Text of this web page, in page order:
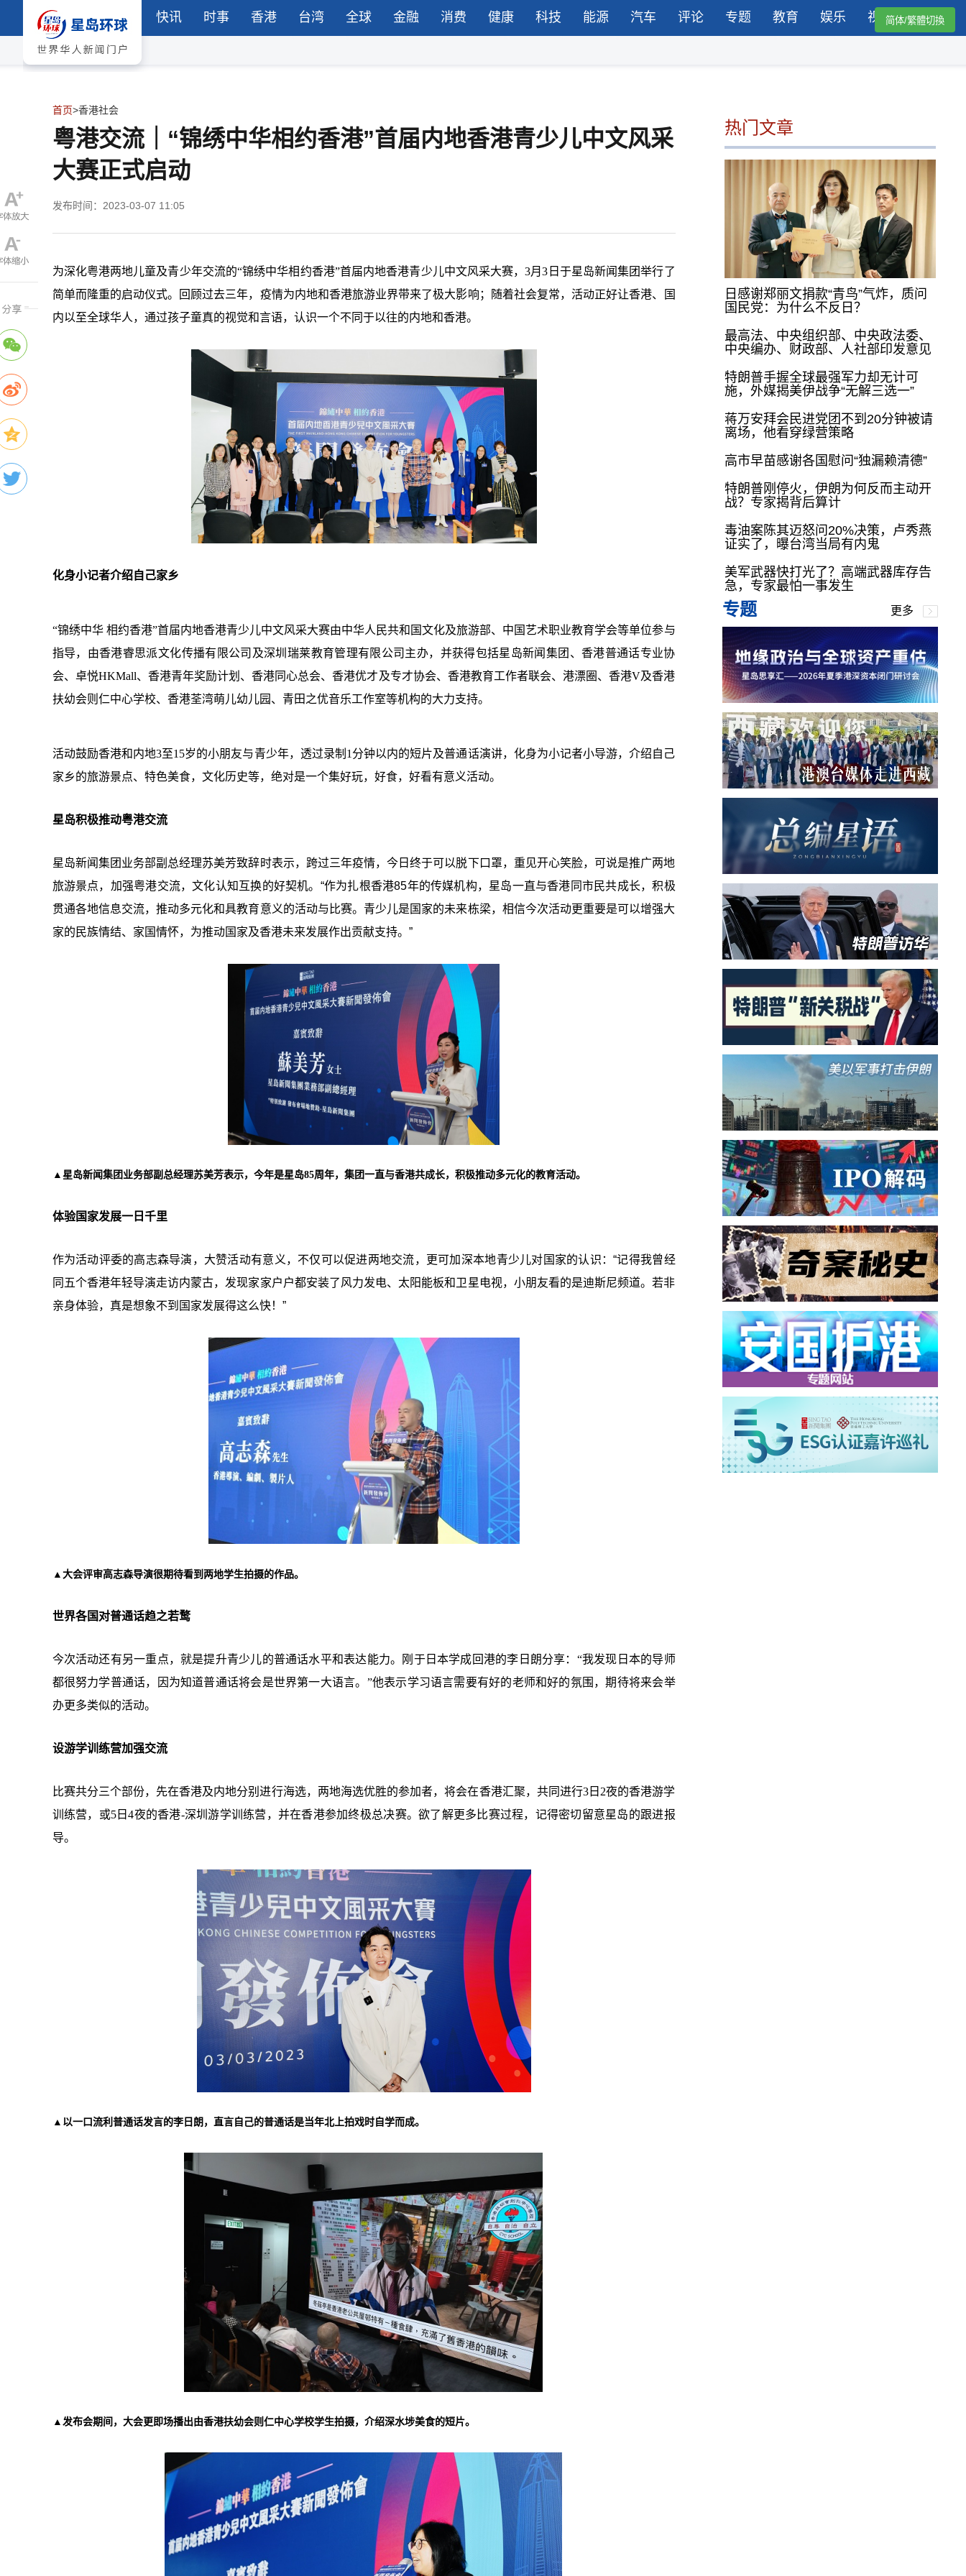
快讯 时事 香港 台湾 全球 金融 消费 健康 科技 能源 汽车 评论 专题 教育 娱乐 视频简体/繁體切換
首页>香港社会
粤港交流｜“锦绣中华相约香港”首届内地香港青少儿中文风采
大赛正式启动
发布时间：2023-03-07 11:05
为深化粤港两地儿童及青少年交流的“锦绣中华相约香港”首届内地香港青少儿中文风采大赛，3月3日于星岛新闻集团举行了
简单而隆重的启动仪式。回顾过去三年，疫情为内地和香港旅游业界带来了极大影响；随着社会复常，活动正好让香港、国
内以至全球华人，通过孩子童真的视觉和言语，认识一个不同于以往的内地和香港。
化身小记者介绍自己家乡
“锦绣中华 相约香港”首届内地香港青少儿中文风采大赛由中华人民共和国文化及旅游部、中国艺术职业教育学会等单位参与
指导，由香港睿思派文化传播有限公司及深圳瑞莱教育管理有限公司主办，并获得包括星岛新闻集团、香港普通话专业协
会、卓悦HKMall、香港青年奖励计划、香港同心总会、香港优才及专才协会、香港教育工作者联会、港漂圈、香港V及香港
扶幼会则仁中心学校、香港荃湾萌儿幼儿园、青田之优音乐工作室等机构的大力支持。
活动鼓励香港和内地3至15岁的小朋友与青少年，透过录制1分钟以内的短片及普通话演讲，化身为小记者小导游，介绍自己
家乡的旅游景点、特色美食，文化历史等，绝对是一个集好玩，好食，好看有意义活动。
星岛积极推动粤港交流
星岛新闻集团业务部副总经理苏美芳致辞时表示，跨过三年疫情，今日终于可以脱下口罩，重见开心笑脸，可说是推广两地
旅游景点，加强粤港交流，文化认知互换的好契机。“作为扎根香港85年的传媒机构，星岛一直与香港同市民共成长，积极
贯通各地信息交流，推动多元化和具教育意义的活动与比赛。青少儿是国家的未来栋梁，相信今次活动更重要是可以增强大
家的民族情结、家国情怀，为推动国家及香港未来发展作出贡献支持。”
▲星岛新闻集团业务部副总经理苏美芳表示，今年是星岛85周年，集团一直与香港共成长，积极推动多元化的教育活动。
体验国家发展一日千里
作为活动评委的高志森导演，大赞活动有意义，不仅可以促进两地交流，更可加深本地青少儿对国家的认识：“记得我曾经
同五个香港年轻导演走访内蒙古，发现家家户户都安装了风力发电、太阳能板和卫星电视，小朋友看的是迪斯尼频道。若非
亲身体验，真是想象不到国家发展得这么快！”
▲大会评审高志森导演很期待看到两地学生拍摄的作品。
世界各国对普通话趋之若鹜
今次活动还有另一重点，就是提升青少儿的普通话水平和表达能力。刚于日本学成回港的李日朗分享：“我发现日本的导师
都很努力学普通话，因为知道普通话将会是世界第一大语言。”他表示学习语言需要有好的老师和好的氛围，期待将来会举
办更多类似的活动。
设游学训练营加强交流
比赛共分三个部份，先在香港及内地分别进行海选，两地海选优胜的参加者，将会在香港汇聚，共同进行3日2夜的香港游学
训练营，或5日4夜的香港-深圳游学训练营，并在香港参加终极总决赛。欲了解更多比赛过程，记得密切留意星岛的跟进报
导。
▲以一口流利普通话发言的李日朗，直言自己的普通话是当年北上拍戏时自学而成。
▲发布会期间，大会更即场播出由香港扶幼会则仁中心学校学生拍摄，介绍深水埗美食的短片。
热门文章
日感谢郑丽文捐款“青鸟”气炸，质问
国民党：为什么不反日？
最高法、中央组织部、中央政法委、
中央编办、财政部、人社部印发意见
特朗普手握全球最强军力却无计可
施，外媒揭美伊战争“无解三选一”
蒋万安拜会民进党团不到20分钟被请
离场，他看穿绿营策略
高市早苗感谢各国慰问“独漏赖清德”
特朗普刚停火，伊朗为何反而主动开
战？专家揭背后算计
毒油案陈其迈怒问20%决策，卢秀燕
证实了，曝台湾当局有内鬼
美军武器快打光了？高端武器库存告
急，专家最怕一事发生
专题 更多